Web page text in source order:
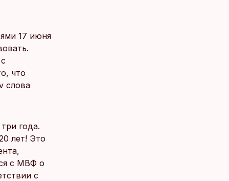
17 июня
что
слова
года.
лет! Это
с МВФ о
с